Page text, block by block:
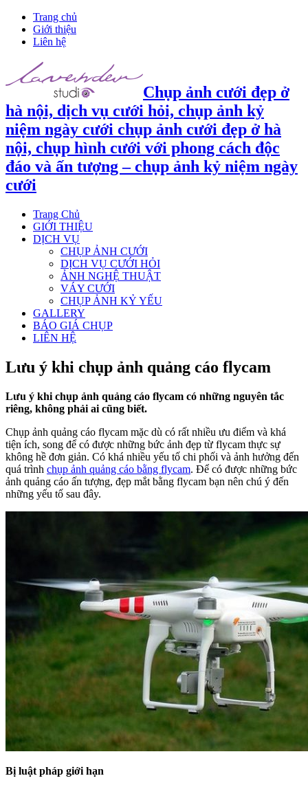
Trang chủ
Giới thiệu
Liên hệ
Chụp ảnh cưới đẹp ở
hà nội, dịch vụ cưới hỏi, chụp ảnh kỷ
niệm ngày cưới chụp ảnh cưới đẹp ở hà
nội, chụp hình cưới với phong cách độc
đáo và ấn tượng – chụp ảnh kỷ niệm ngày
cưới
Trang Chủ
GIỚI THIỆU
DỊCH VỤ
CHỤP ẢNH CƯỚI
DỊCH VỤ CƯỚI HỎI
ẢNH NGHỆ THUẬT
VÁY CƯỚI
CHỤP ẢNH KỶ YẾU
GALLERY
BÁO GIÁ CHỤP
LIÊN HỆ
Lưu ý khi chụp ảnh quảng cáo flycam
Lưu ý khi chụp ảnh quảng cáo flycam có những nguyên tắc
riêng, không phải ai cũng biết.
Chụp ảnh quảng cáo flycam mặc dù có rất nhiều ưu điểm và khá
tiện ích, song để có được những bức ảnh đẹp từ flycam thực sự
không hề đơn giản. Có khá nhiều yếu tố chi phối và ảnh hưởng đến
quá trình chụp ảnh quảng cáo bằng flycam. Để có được những bức
ảnh quảng cáo ấn tượng, đẹp mắt bằng flycam bạn nên chú ý đến
những yếu tố sau đây.
Bị luật pháp giới hạn